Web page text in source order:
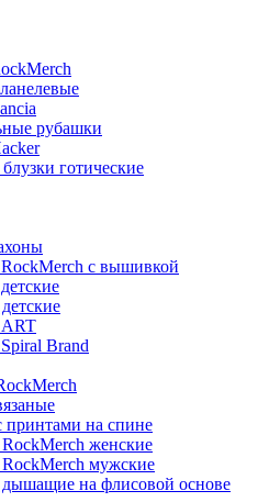
рубашки
готические
с вышивкой
ART
Brand
принтами на спине
женские
мужские
на флисовой основе